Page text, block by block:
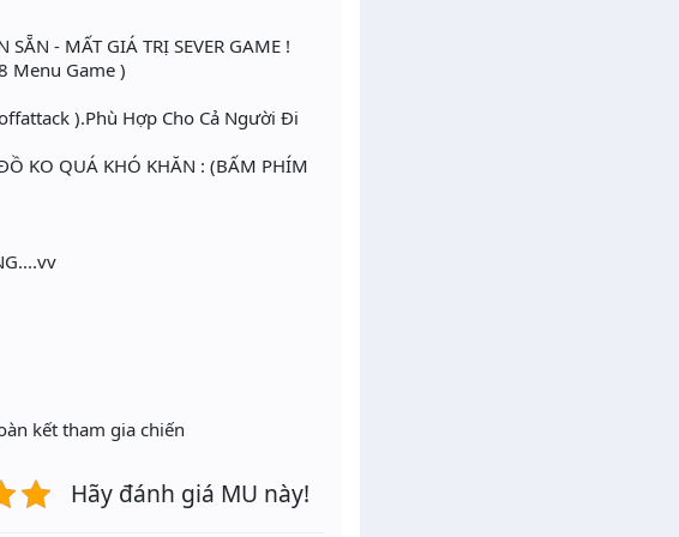
- MẤT GIÁ TRỊ SEVER GAME !
Menu Game )
).Phù Hợp Cho Cả Người Đi
KO QUÁ KHÓ KHĂN : (BẤM PHÍM
kết tham gia chiến
Hãy đánh giá MU này!